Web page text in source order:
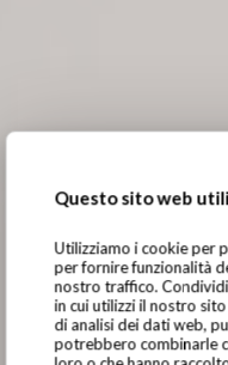
Questo sito web
Utilizziamo i cookie per
per fornire funzionalità
nostro traffico.
in cui utilizzi il nostro
di analisi dei dati web,
potrebbero combinarle